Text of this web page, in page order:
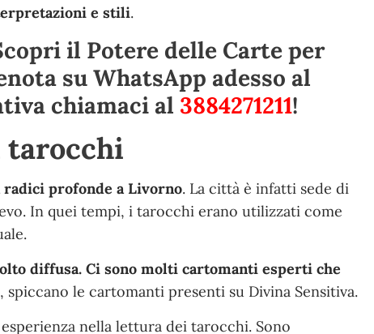
e stili.
il Potere delle Carte per
su WhatsApp adesso al
chiamaci al 3884271211!
tarocchi
radici profonde a Livorno. La città è infatti sede di
In quei tempi, i tarocchi erano utilizzati come
diffusa. Ci sono molti cartomanti esperti che
spiccano le cartomanti presenti su Divina Sensitiva.
nella lettura dei tarocchi. Sono